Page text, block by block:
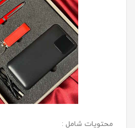
محتویات شامل :